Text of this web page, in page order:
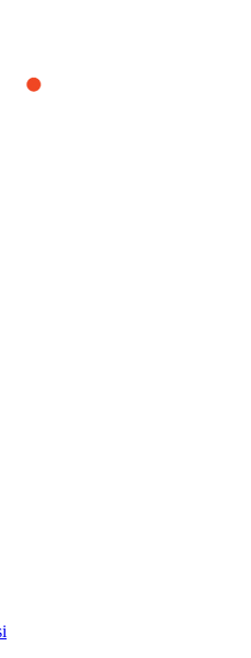
on our website. By
you can disable cookies, you can